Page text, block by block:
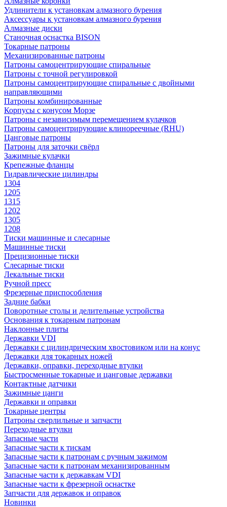
Удлинители к установкам алмазного бурения
Аксессуары к установкам алмазного бурения
Алмазные диски
Станочная оснастка BISON
Токарные патроны
Механизированные патроны
Патроны самоцентрирующие спиральные
Патроны с точной регулировкой
Патроны самоцентрирующие спиральные с двойными
направляющими
Патроны комбинированные
Корпусы с конусом Морзе
Патроны с независимым перемещением кулачков
Патроны самоцентрирующие клинореечные (RHU)
Цанговые патроны
Патроны для заточки свёрл
Зажимные кулачки
Крепежные фланцы
Гидравлические цилиндры
1304
1205
1315
1202
1305
1208
Тиски машинные и слесарные
Машинные тиски
Прецизионные тиски
Слесарные тиски
Лекальные тиски
Ручной пресс
Фрезерные приспособления
Задние бабки
Поворотные столы и делительные устройства
Основания к токарным патронам
Наклонные плиты
Державки VDI
Державки с цилиндрическим хвостовиком или на конус
Державки для токарных ножей
Державки, оправки, переходные втулки
Быстросменные токарные и цанговые державки
Контактные датчики
Зажимные цанги
Державки и оправки
Токарные центры
Патроны сверлильные и запчасти
Переходные втулки
Запасные части
Запасные части к тискам
Запасные части к патронам с ручным зажимом
Запасные части к патронам механизированным
Запасные части к державкам VDI
Запасные части к фрезерной оснастке
Запчасти для державок и оправок
Новинки